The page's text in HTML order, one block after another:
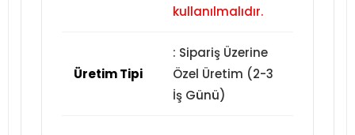
kullanılmalıdır.
Üretim Tipi
: Sipariş Üzerine
Özel Üretim (2-3
İş Günü)